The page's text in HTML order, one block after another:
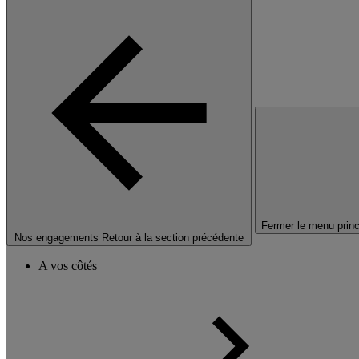
Nos engagements Retour à la section précédente
Fermer le menu
A vos côtés